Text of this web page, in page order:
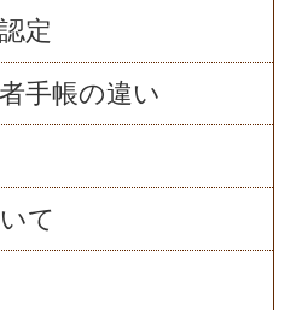
定
手帳の違い
て